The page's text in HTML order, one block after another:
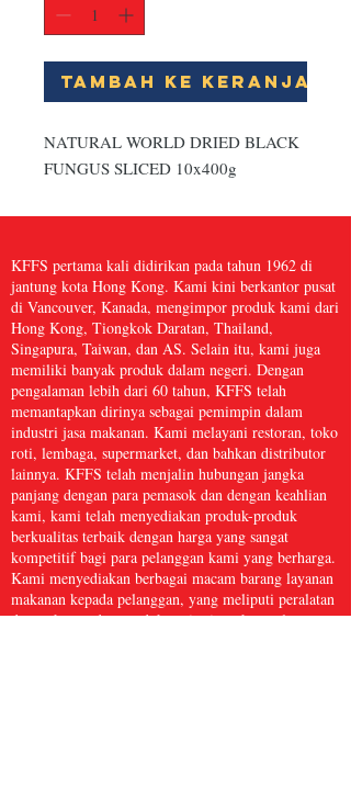
Tambah ke Keranjang
NATURAL WORLD DRIED BLACK
FUNGUS SLICED 10x400g
KFFS pertama kali didirikan pada tahun 1962 di
jantung kota Hong Kong. Kami kini berkantor pusat
di Vancouver, Kanada, mengimpor produk kami dari
Hong Kong, Tiongkok Daratan, Thailand,
Singapura, Taiwan, dan AS. Selain itu, kami juga
memiliki banyak produk dalam negeri. Dengan
pengalaman lebih dari 60 tahun, KFFS telah
memantapkan dirinya sebagai pemimpin dalam
industri jasa makanan. Kami melayani restoran, toko
roti, lembaga, supermarket, dan bahkan distributor
lainnya. KFFS telah menjalin hubungan jangka
panjang dengan para pemasok dan dengan keahlian
kami, kami telah menyediakan produk-produk
berkualitas terbaik dengan harga yang sangat
kompetitif bagi para pelanggan kami yang berharga.
Kami menyediakan berbagai macam barang layanan
makanan kepada pelanggan, yang meliputi peralatan
dapur, kertas dan produk sanitasi, makanan laut